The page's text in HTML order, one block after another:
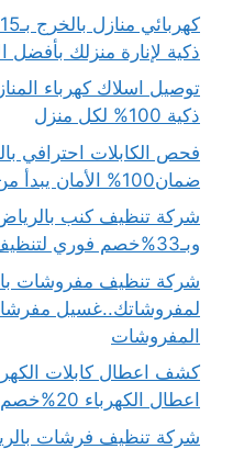
ذكية لإنارة منزلك بأفضل
توصيل اسلاك كهرباء
ذكية 100% لكل منزل
فحص الكابلات احترافي
ضمان100% الأمان يبدأ من الداخل
وبـ33%خصم فوري لتنظيف كنبات احجز الآن
شركة تنظيف مفروشات
لمفروشاتك..غسيل
المفروشات
اعطال الكهرباء 20%خصم على خدماتنا
شركة تنظيف فرشات